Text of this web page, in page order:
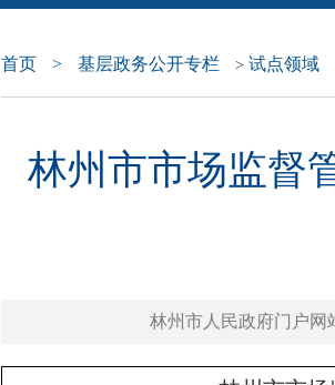
首页 > 基层政务公开专栏 > 试点领域
林州市市场监督
林州市人民政府门户网